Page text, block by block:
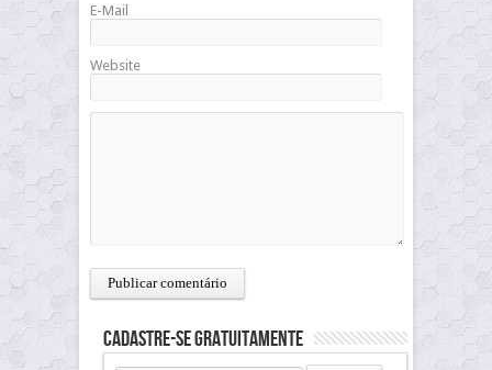
E-Mail
Website
Cadastre-se gratuitamente